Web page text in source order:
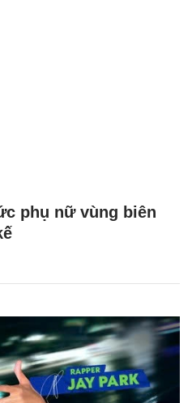
phụ nữ vùng biên